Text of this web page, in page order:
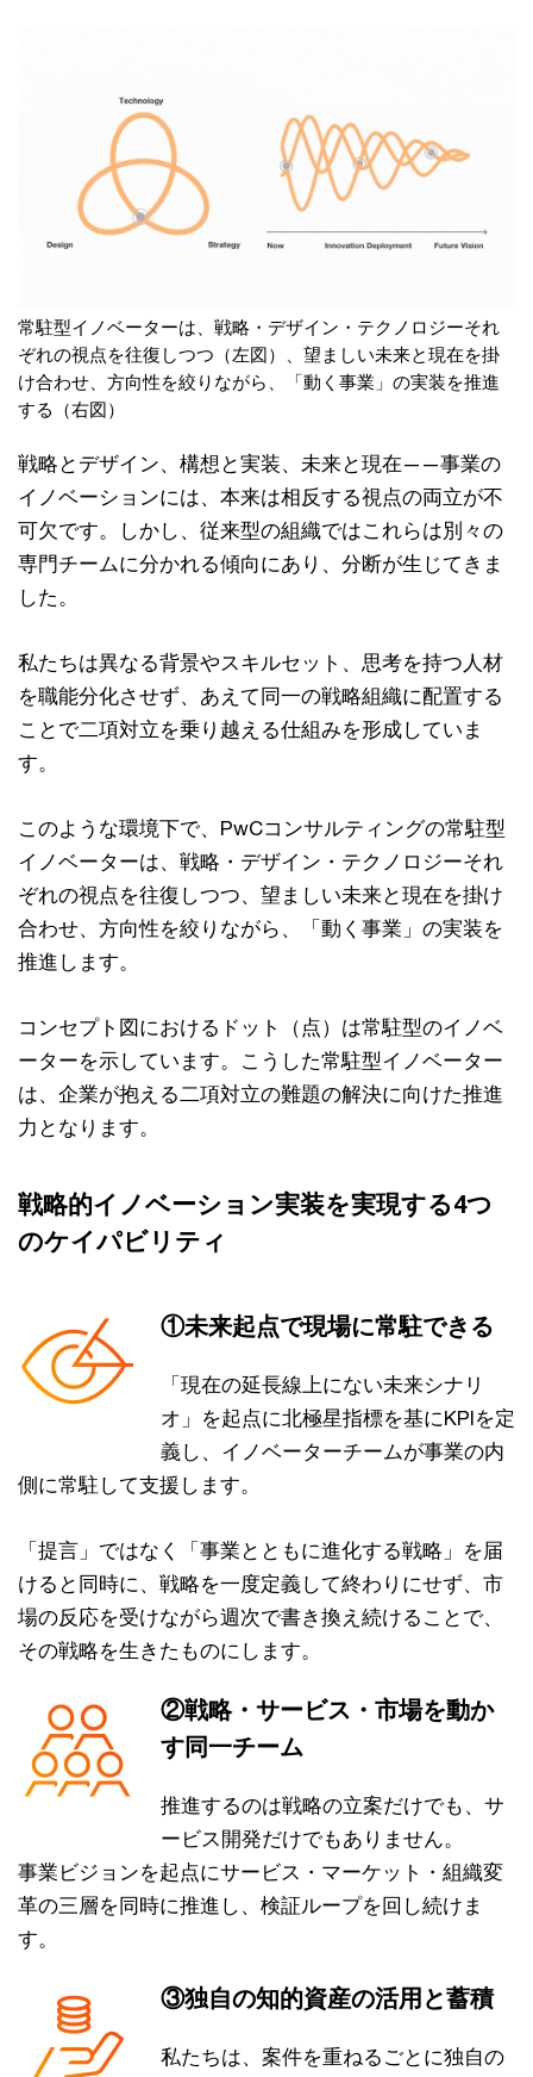
常駐型イノベーターは、戦略・デザイン・テクノロジーそれ
ぞれの視点を往復しつつ（左図）、望ましい未来と現在を掛
け合わせ、方向性を絞りながら、「動く事業」の実装を推進
する（右図）
戦略とデザイン、構想と実装、未来と現在——事業の
イノベーションには、本来は相反する視点の両立が不
可欠です。しかし、従来型の組織ではこれらは別々の
専門チームに分かれる傾向にあり、分断が生じてきま
した。
私たちは異なる背景やスキルセット、思考を持つ人材
を職能分化させず、あえて同一の戦略組織に配置する
ことで二項対立を乗り越える仕組みを形成していま
す。
このような環境下で、PwCコンサルティングの常駐型
イノベーターは、戦略・デザイン・テクノロジーそれ
ぞれの視点を往復しつつ、望ましい未来と現在を掛け
合わせ、方向性を絞りながら、「動く事業」の実装を
推進します。
コンセプト図におけるドット（点）は常駐型のイノベ
ーターを示しています。こうした常駐型イノベーター
は、企業が抱える二項対立の難題の解決に向けた推進
力となります。
戦略的イノベーション実装を実現する4つ
のケイパビリティ
①未来起点で現場に常駐できる
「現在の延長線上にない未来シナリ
オ」を起点に北極星指標を基にKPIを定
義し、イノベーターチームが事業の内
側に常駐して支援します。
「提言」ではなく「事業とともに進化する戦略」を届
けると同時に、戦略を一度定義して終わりにせず、市
場の反応を受けながら週次で書き換え続けることで、
その戦略を生きたものにします。
②戦略・サービス・市場を動か
す同一チーム
推進するのは戦略の立案だけでも、サ
ービス開発だけでもありません。
事業ビジョンを起点にサービス・マーケット・組織変
革の三層を同時に推進し、検証ループを回し続けま
す。
③独自の知的資産の活用と蓄積
私たちは、案件を重ねるごとに独自の